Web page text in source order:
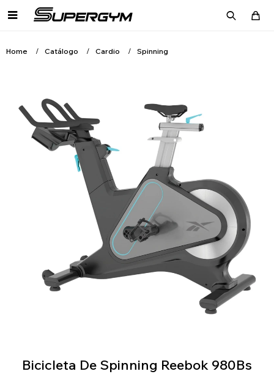

Home Catálogo Cardio Spinning
Bicicleta De Spinning Reebok 980Bs